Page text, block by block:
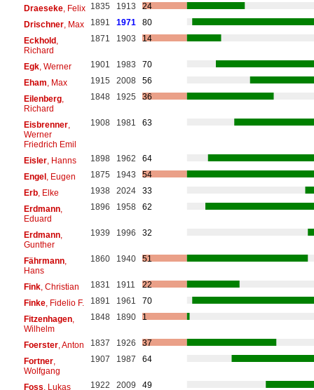
Draeseke, Felix 1835 1913
24
Drischner, Max 1891 1971
80
Eckhold,
Richard
1871 1903 14
Egk, Werner 1901 1983
70
Eham , Max 1915 2008
56
Eilenberg,
Richard
1848 1925 36
Eisbrenner,
Werner
Friedrich Emil
1908 1981 63
Eisler, Hanns 1898 1962
64
Engel, Eugen 1875 1943
54
Erb, Elke 1938 2024
33
Erdmann,
Eduard
1896 1958 62
Erdmann,
Gunther
1939 1996 32
Fährmann,
Hans
1860 1940 51
Fink, Christian 1831 1911
22
Finke, Fidelio F. 1891 1961
70
Fitzenhagen,
Wilhelm
1848 1890 1
Foerster, Anton 1837 1926
37
Fortner,
Wolfgang
1907 1987 64
Foss , Lukas 1922 2009 49